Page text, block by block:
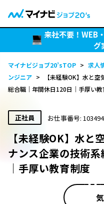
来社不要！WEB
グ
マイナビジョブ20’sTOP > 求人
ンジニア >
【未経験OK】水と
総合職｜年間休日120日｜手厚い
正社員 お仕事番号: 103494
【未経験OK】水と
ナンス企業の技術
｜手厚い教育制度